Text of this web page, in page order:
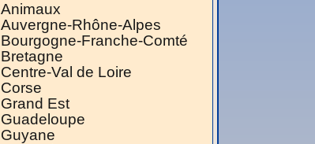
Animaux
Auvergne-Rhône-Alpes
Bourgogne-Franche-Comté
Bretagne
Centre-Val de Loire
Corse
Grand Est
Guadeloupe
Guyane